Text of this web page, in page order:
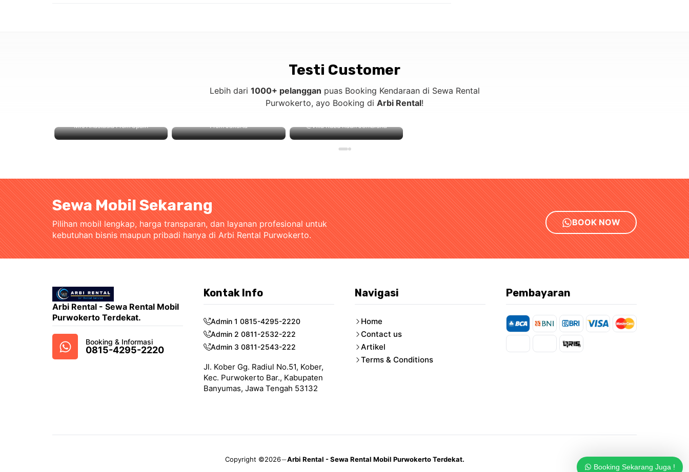
Booking Sekarang Juga !
Testi Customer
Lebih dari 1000+ pelanggan puas Booking Kendaraan di Sewa Rental
Purwokerto, ayo Booking di Arbi Rental!
Mrs Anastasia From Spain From Jakarta @Villa Kubu Kauh Jembrana
Sewa Mobil Sekarang
Pilihan mobil lengkap, harga transparan, dan layanan profesional untuk
kebutuhan bisnis maupun pribadi hanya di Arbi Rental Purwokerto.
BOOK NOW
Arbi Rental - Sewa Rental Mobil
Purwokerto Terdekat.
Booking & Informasi
0815-4295-2220
Kontak Info
Admin 1 0815-4295-2220
Admin 2 0811-2532-222
Admin 3 0811-2543-222
Jl. Kober Gg. Radiul No.51, Kober,
Kec. Purwokerto Bar., Kabupaten
Banyumas, Jawa Tengah 53132
Navigasi
Home
Contact us
Artikel
Terms & Conditions
Pembayaran
Copyright ©2026 Arbi Rental - Sewa Rental Mobil Purwokerto Terdekat.